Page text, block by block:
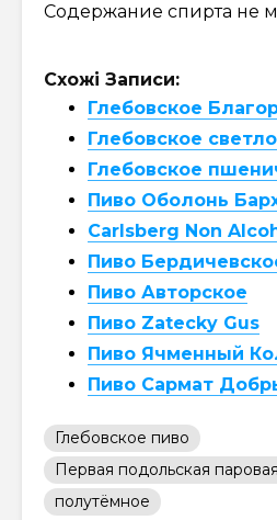
Содержание спирта не
Схожі Записи:
Глебовское
Глебовское
Глебовское
Пиво Оболонь
Carlsberg Non
Пиво
Пиво Авторское
Пиво Zatecky Gus
Пиво Ячменный
Пиво Сармат
Глебовское пиво
Первая подольская
полутёмное